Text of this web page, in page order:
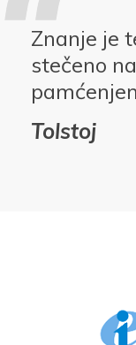
Znanje je
stečeno
Tolstoj